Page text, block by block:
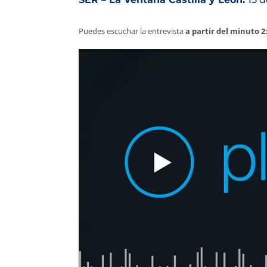
Puedes escuchar la entrevistaa partir del minuto